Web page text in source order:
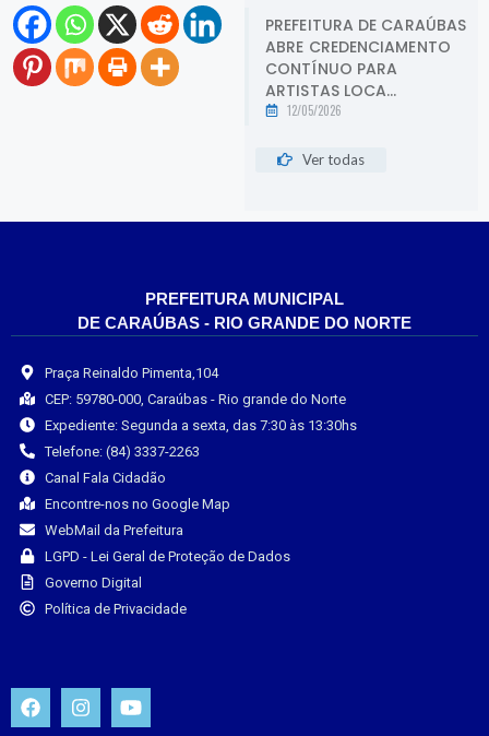
PREFEITURA DE CARAÚBAS
ABRE CREDENCIAMENTO
CONTÍNUO PARA
ARTISTAS LOCA...
12/05/2026
Ver todas
PREFEITURA MUNICIPAL
DE CARAÚBAS - RIO GRANDE DO NORTE
Praça Reinaldo Pimenta,104
CEP: 59780-000, Caraúbas - Rio grande do Norte
Expediente: Segunda a sexta, das 7:30 às 13:30hs
Telefone: (84) 3337-2263
Canal Fala Cidadão
Encontre-nos no Google Map
WebMail da Prefeitura
LGPD - Lei Geral de Proteção de Dados
Governo Digital
Política de Privacidade